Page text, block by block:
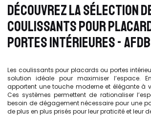
DÉCOUVREZ LA SÉLECTION
COULISSANTS POUR
PORTES INTÉRIEURES - AFDB
Les coulissants pour placards ou portes
solution idéale pour maximiser l’espace.
apportent une touche moderne et élégante à
Ces systèmes permettent de rationaliser
besoin de dégagement nécessaire pour une
de plus en plus prisés pour leur praticité et leur